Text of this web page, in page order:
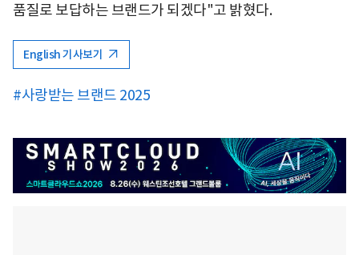
품질로 보답하는 브랜드가 되겠다"고 밝혔다.
English 기사보기
#사랑받는 브랜드 2025